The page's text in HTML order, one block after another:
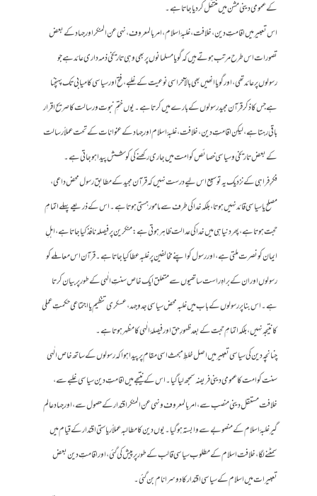
کے عمومی دینی مشن میں منتقل کر دیا جاتا ہے۔
اس تعبیر میں اقامتِ دین، خلافت، غلبۂ اسلام، امر بالمعروف، نہی عن المنکر اور جہاد کے بعض
تصورات اس طرح مرتب ہوتے ہیں کہ گویا مسلمانوں پر بھی وہی تاریخی ذمہ داری عائد ہے جو
رسولوں پر عائد تھی، اور گویا انھیں بھی بالآخر اسی نوعیت کے غلبے، فتح اور سیاسی کامیابی تک پہنچنا
ہے جس کا ذکر قرآن مجید رسولوں کے بارے میں کرتا ہے۔ یوں ختمِ نبوت و رسالت کا صریح اقرار
باقی رہتا ہے، لیکن اقامتِ دین، خلافت، غلبۂ اسلام اور جہاد کے عنوانات کے تحت عملاً رسالت
کے بعض تاریخی و سیاسی خصائص کو امت میں جاری رکھنے کی کوشش پیدا ہو جاتی ہے۔
فکرِ فراہی کے نزدیک یہ توسیع اس لیے درست نہیں کہ قرآن مجید کے مطابق رسول محض داعی،
مصلح یا سیاسی قائد نہیں ہوتا، بلکہ خدا کی طرف سے مامور ہستی ہوتا ہے۔ اس کے ذریعے پہلے اتمامِ
حجت ہوتا ہے، پھر دنیا ہی میں خدا کی عدالت ظاہر ہوتی ہے: منکرین پر فیصلہ نافذ کیا جاتا ہے، اہلِ
ایمان کو نصرت ملتی ہے، اور رسول کو اپنے مخالفین پر غلبہ عطا کیا جاتا ہے۔ قرآن اس معاملے کو
رسولوں اور ان کے براہِ راست ساتھیوں سے متعلق ایک خاص سنتِ الٰہی کے طور پر بیان کرتا
ہے۔ اس بنا پر رسولوں کے باب میں غلبہ محض سیاسی جدوجہد، عسکری تنظیم یا اجتماعی حکمتِ عملی
کا نتیجہ نہیں، بلکہ اتمامِ حجت کے بعد ظہورِ حق اور فیصلۂ الٰہی کا مظہر ہوتا ہے۔
چنانچہ دین کی سیاسی تعبیر میں اصل خلطِ مبحث اسی مقام پر پیدا ہوا کہ رسولوں کے ساتھ خاص الٰہی
سنت کو امت کا عمومی دینی فریضہ سمجھ لیا گیا۔ اس کے نتیجے میں اقامتِ دین سیاسی غلبے سے،
خلافت مستقل دینی منصب سے، امر بالمعروف و نہی عن المنکر اقتدار کے حصول سے، اور جہاد عالم
گیر غلبۂ اسلام کے منصوبے سے وابستہ ہو گیا۔ یوں دین کا مطالبہ عملاً ریاستی اقتدار کے قیام میں
سمٹنے لگا، خلافت اسلام کے مطلوب سیاسی قالب کے طور پر پیش کی گئی، اور اقامتِ دین بعض
تعبیرات میں اسلام کے سیاسی اقتدار کا دوسرا نام بن گئی۔